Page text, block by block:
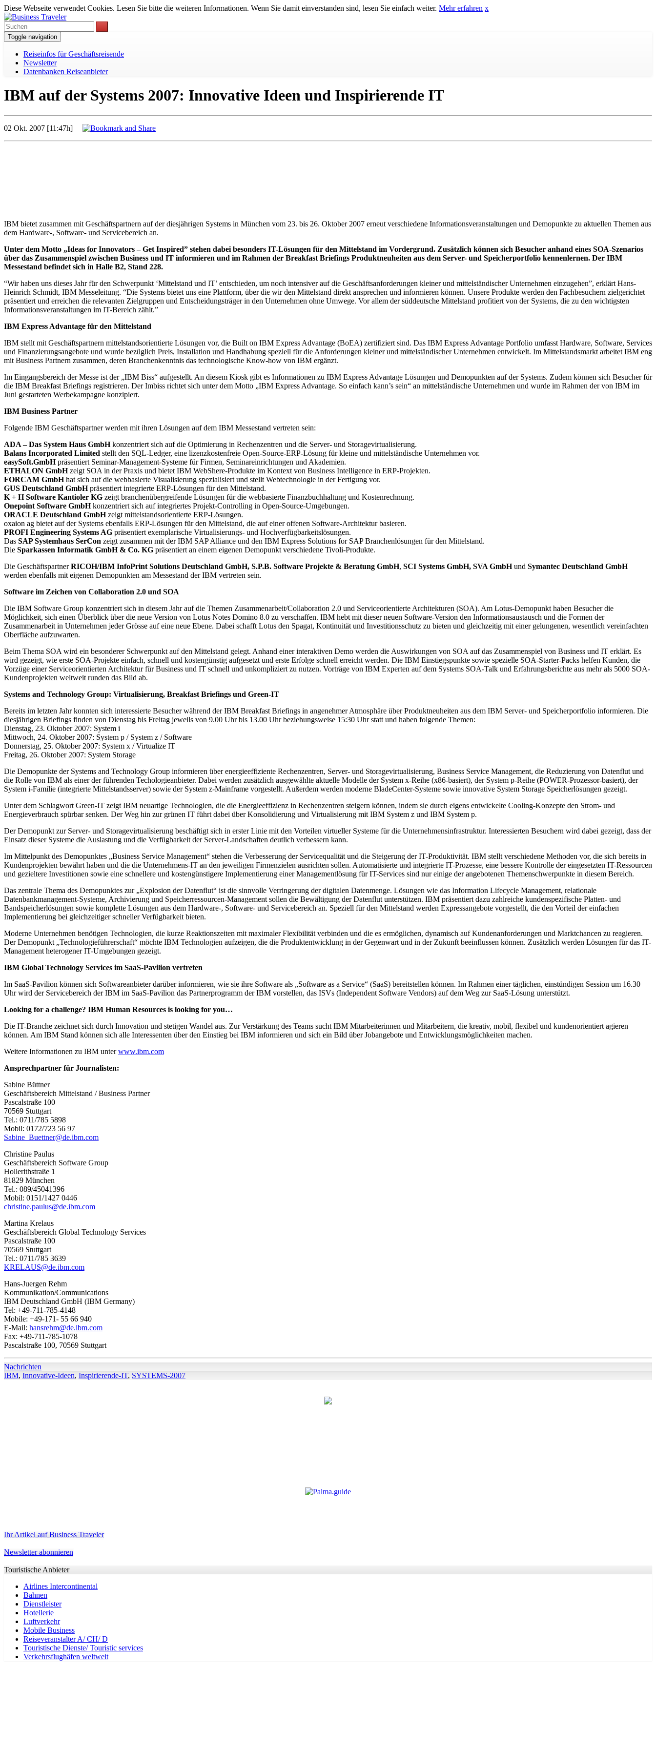
Diese Webseite verwendet Cookies. Lesen Sie bitte die weiteren Informationen. Wenn Sie damit einverstanden sind, lesen Sie einfach weiter. Mehr erfahren x
Toggle navigation
Reiseinfos für Geschäftsreisende
Newsletter
Datenbanken Reiseanbieter
IBM auf der Systems 2007: Innovative Ideen und Inspirierende IT
02 Okt. 2007 [11:47h]
IBM bietet zusammen mit Geschäftspartnern auf der diesjährigen Systems in München vom 23. bis 26. Oktober 2007 erneut verschiedene Informationsveranstaltungen und Demopunkte zu aktuellen Themen aus
dem Hardware-, Software- und Servicebereich an.
Unter dem Motto „Ideas for Innovators – Get Inspired” stehen dabei besonders IT-Lösungen für den Mittelstand im Vordergrund. Zusätzlich können sich Besucher anhand eines SOA-Szenarios
über das Zusammenspiel zwischen Business und IT informieren und im Rahmen der Breakfast Briefings Produktneuheiten aus dem Server- und Speicherportfolio kennenlernen. Der IBM
Messestand befindet sich in Halle B2, Stand 228.
“Wir haben uns dieses Jahr für den Schwerpunkt ‘Mittelstand und IT’ entschieden, um noch intensiver auf die Geschäftsanforderungen kleiner und mittelständischer Unternehmen einzugehen”, erklärt Hans-
Heinrich Schmidt, IBM Messeleitung. “Die Systems bietet uns eine Plattform, über die wir den Mittelstand direkt ansprechen und informieren können. Unsere Produkte werden den Fachbesuchern zielgerichtet
präsentiert und erreichen die relevanten Zielgruppen und Entscheidungsträger in den Unternehmen ohne Umwege. Vor allem der süddeutsche Mittelstand profitiert von der Systems, die zu den wichtigsten
Informationsveranstaltungen im IT-Bereich zählt.”
IBM Express Advantage für den Mittelstand
IBM stellt mit Geschäftspartnern mittelstandsorientierte Lösungen vor, die Built on IBM Express Advantage (BoEA) zertifiziert sind. Das IBM Express Advantage Portfolio umfasst Hardware, Software, Services
und Finanzierungsangebote und wurde bezüglich Preis, Installation und Handhabung speziell für die Anforderungen kleiner und mittelständischer Unternehmen entwickelt. Im Mittelstandsmarkt arbeitet IBM eng
mit Business Partnern zusammen, deren Branchenkenntnis das technologische Know-how von IBM ergänzt.
Im Eingangsbereich der Messe ist der „IBM Biss“ aufgestellt. An diesem Kiosk gibt es Informationen zu IBM Express Advantage Lösungen und Demopunkten auf der Systems. Zudem können sich Besucher für
die IBM Breakfast Briefings registrieren. Der Imbiss richtet sich unter dem Motto „IBM Express Advantage. So einfach kann’s sein“ an mittelständische Unternehmen und wurde im Rahmen der von IBM im
Juni gestarteten Werbekampagne konzipiert.
IBM Business Partner
Folgende IBM Geschäftspartner werden mit ihren Lösungen auf dem IBM Messestand vertreten sein:
ADA – Das System Haus GmbHkonzentriert sich auf die Optimierung in Rechenzentren und die Server- und Storagevirtualisierung.
Balans Incorporated Limited stellt den SQL-Ledger, eine lizenzkostenfreie Open-Source-ERP-Lösung für kleine und mittelständische Unternehmen vor.
easySoft.GmbHpräsentiert Seminar-Management-Systeme für Firmen, Seminareinrichtungen und Akademien.
ETHALON GmbHzeigt SOA in der Praxis und bietet IBM WebShere-Produkte im Kontext von Business Intelligence in ERP-Projekten.
FORCAM GmbHhat sich auf die webbasierte Visualisierung spezialisiert und stellt Webtechnologie in der Fertigung vor.
GUS Deutschland GmbHpräsentiert integrierte ERP-Lösungen für den Mittelstand.
K + H Software Kantioler KG zeigt branchenübergreifende Lösungen für die webbasierte Finanzbuchhaltung und Kostenrechnung.
Onepoint Software GmbHkonzentriert sich auf integriertes Projekt-Controlling in Open-Source-Umgebungen.
ORACLE Deutschland GmbHzeigt mittelstandsorientierte ERP-Lösungen.
oxaion ag bietet auf der Systems ebenfalls ERP-Lösungen für den Mittelstand, die auf einer offenen Software-Architektur basieren.
PROFI Engineering Systems AG präsentiert exemplarische Virtualisierungs- und Hochverfügbarkeitslösungen.
Das SAP Systemhaus SerCon zeigt zusammen mit der IBM SAP Alliance und den IBM Express Solutions for SAP Branchenlösungen für den Mittelstand.
Die Sparkassen Informatik GmbH & Co. KG präsentiert an einem eigenen Demopunkt verschiedene Tivoli-Produkte.
Die GeschäftspartnerRICOH/IBM InfoPrint Solutions Deutschland GmbH, S.P.B. Software Projekte & Beratung GmbH, SCI Systems GmbH, SVA GmbHund Symantec Deutschland GmbH
werden ebenfalls mit eigenen Demopunkten am Messestand der IBM vertreten sein.
Software im Zeichen von Collaboration 2.0 und SOA
Die IBM Software Group konzentriert sich in diesem Jahr auf die Themen Zusammenarbeit/Collaboration 2.0 und Serviceorientierte Architekturen (SOA). Am Lotus-Demopunkt haben Besucher die
Möglichkeit, sich einen Überblick über die neue Version von Lotus Notes Domino 8.0 zu verschaffen. IBM hebt mit dieser neuen Software-Version den Informationsaustausch und die Formen der
Zusammenarbeit in Unternehmen jeder Grösse auf eine neue Ebene. Dabei schafft Lotus den Spagat, Kontinuität und Investitionsschutz zu bieten und gleichzeitig mit einer gelungenen, wesentlich vereinfachten
Oberfläche aufzuwarten.
Beim Thema SOA wird ein besonderer Schwerpunkt auf den Mittelstand gelegt. Anhand einer interaktiven Demo werden die Auswirkungen von SOA auf das Zusammenspiel von Business und IT erklärt. Es
wird gezeigt, wie erste SOA-Projekte einfach, schnell und kostengünstig aufgesetzt und erste Erfolge schnell erreicht werden. Die IBM Einstiegspunkte sowie spezielle SOA-Starter-Packs helfen Kunden, die
Vorzüge einer Serviceorientierten Architektur für Business und IT schnell und unkompliziert zu nutzen. Vorträge von IBM Experten auf dem Systems SOA-Talk und Erfahrungsberichte aus mehr als 5000 SOA-
Kundenprojekten weltweit runden das Bild ab.
Systems and Technology Group: Virtualisierung, Breakfast Briefings und Green-IT
Bereits im letzten Jahr konnten sich interessierte Besucher während der IBM Breakfast Briefings in angenehmer Atmosphäre über Produktneuheiten aus dem IBM Server- und Speicherportfolio informieren. Die
diesjährigen Briefings finden von Dienstag bis Freitag jeweils von 9.00 Uhr bis 13.00 Uhr beziehungsweise 15:30 Uhr statt und haben folgende Themen:
Dienstag, 23. Oktober 2007: System i
Mittwoch, 24. Oktober 2007: System p / System z / Software
Donnerstag, 25. Oktober 2007: System x / Virtualize IT
Freitag, 26. Oktober 2007: System Storage
Die Demopunkte der Systems and Technology Group informieren über energieeffiziente Rechenzentren, Server- und Storagevirtualisierung, Business Service Management, die Reduzierung von Datenflut und
die Rolle von IBM als einer der führenden Techologieanbieter. Dabei werden zusätzlich ausgewählte aktuelle Modelle der System x-Reihe (x86-basiert), der System p-Reihe (POWER-Prozessor-basiert), der
System i-Familie (integrierte Mittelstandsserver) sowie der System z-Mainframe vorgestellt. Außerdem werden moderne BladeCenter-Systeme sowie innovative System Storage Speicherlösungen gezeigt.
Unter dem Schlagwort Green-IT zeigt IBM neuartige Technologien, die die Energieeffizienz in Rechenzentren steigern können, indem sie durch eigens entwickelte Cooling-Konzepte den Strom- und
Energieverbrauch spürbar senken. Der Weg hin zur grünen IT führt dabei über Konsolidierung und Virtualisierung mit IBM System z und IBM System p.
Der Demopunkt zur Server- und Storagevirtualisierung beschäftigt sich in erster Linie mit den Vorteilen virtueller Systeme für die Unternehmensinfrastruktur. Interessierten Besuchern wird dabei gezeigt, dass der
Einsatz dieser Systeme die Auslastung und die Verfügbarkeit der Server-Landschaften deutlich verbessern kann.
Im Mittelpunkt des Demopunktes „Business Service Management“ stehen die Verbesserung der Servicequalität und die Steigerung der IT-Produktivität. IBM stellt verschiedene Methoden vor, die sich bereits in
Kundenprojekten bewährt haben und die die Unternehmens-IT an den jeweiligen Firmenzielen ausrichten sollen. Automatisierte und integrierte IT-Prozesse, eine bessere Kontrolle der eingesetzten IT-Ressourcen
und gezieltere Investitionen sowie eine schnellere und kostengünstigere Implementierung einer Managementlösung für IT-Services sind nur einige der angebotenen Themenschwerpunkte in diesem Bereich.
Das zentrale Thema des Demopunktes zur „Explosion der Datenflut“ ist die sinnvolle Verringerung der digitalen Datenmenge. Lösungen wie das Information Lifecycle Management, relationale
Datenbankmanagement-Systeme, Archivierung und Speicherressourcen-Management sollen die Bewältigung der Datenflut unterstützen. IBM präsentiert dazu zahlreiche kundenspezifische Platten- und
Bandspeicherlösungen sowie komplette Lösungen aus dem Hardware-, Software- und Servicebereich an. Speziell für den Mittelstand werden Expressangebote vorgestellt, die den Vorteil der einfachen
Implementierung bei gleichzeitiger schneller Verfügbarkeit bieten.
Moderne Unternehmen benötigen Technologien, die kurze Reaktionszeiten mit maximaler Flexibilität verbinden und die es ermöglichen, dynamisch auf Kundenanforderungen und Marktchancen zu reagieren.
Der Demopunkt „Technologieführerschaft“ möchte IBM Technologien aufzeigen, die die Produktentwicklung in der Gegenwart und in der Zukunft beeinflussen können. Zusätzlich werden Lösungen für das IT-
Management heterogener IT-Umgebungen gezeigt.
IBM Global Technology Services im SaaS-Pavilion vertreten
Im SaaS-Pavilion können sich Softwareanbieter darüber informieren, wie sie ihre Software als „Software as a Service“ (SaaS) bereitstellen können. Im Rahmen einer täglichen, einstündigen Session um 16.30
Uhr wird der Servicebereich der IBM im SaaS-Pavilion das Partnerprogramm der IBM vorstellen, das ISVs (Independent Software Vendors) auf dem Weg zur SaaS-Lösung unterstützt.
Looking for a challenge? IBM Human Resources is looking for you…
Die IT-Branche zeichnet sich durch Innovation und stetigen Wandel aus. Zur Verstärkung des Teams sucht IBM Mitarbeiterinnen und Mitarbeitern, die kreativ, mobil, flexibel und kundenorientiert agieren
können. Am IBM Stand können sich alle Interessenten über den Einstieg bei IBM informieren und sich ein Bild über Jobangebote und Entwicklungsmöglichkeiten machen.
Weitere Informationen zu IBM unterwww.ibm.com
Ansprechpartner für Journalisten:
Sabine Büttner
Geschäftsbereich Mittelstand / Business Partner
Pascalstraße 100
70569 Stuttgart
Tel.: 0711/785 5898
Mobil: 0172/723 56 97
Sabine_Buettner@de.ibm.com
Christine Paulus
Geschäftsbereich Software Group
Hollerithstraße 1
81829 München
Tel.: 089/45041396
Mobil: 0151/1427 0446
christine.paulus@de.ibm.com
Martina Krelaus
Geschäftsbereich Global Technology Services
Pascalstraße 100
70569 Stuttgart
Tel.: 0711/785 3639
KRELAUS@de.ibm.com
Hans-Juergen Rehm
Kommunikation/Communications
IBM Deutschland GmbH (IBM Germany)
Tel: +49-711-785-4148
Mobile: +49-171- 55 66 940
E-Mail: hansrehm@de.ibm.com
Fax: +49-711-785-1078
Pascalstraße 100, 70569 Stuttgart
Nachrichten
IBM, Innovative-Ideen, Inspirierende-IT, SYSTEMS-2007
Ihr Artikel auf Business Traveler
Newsletter abonnieren
Touristische Anbieter
Airlines Intercontinental
Bahnen
Dienstleister
Hotellerie
Luftverkehr
Mobile Business
Reiseveranstalter A/ CH/ D
Touristische Dienste/ Touristic services
Verkehrsflughäfen weltweit